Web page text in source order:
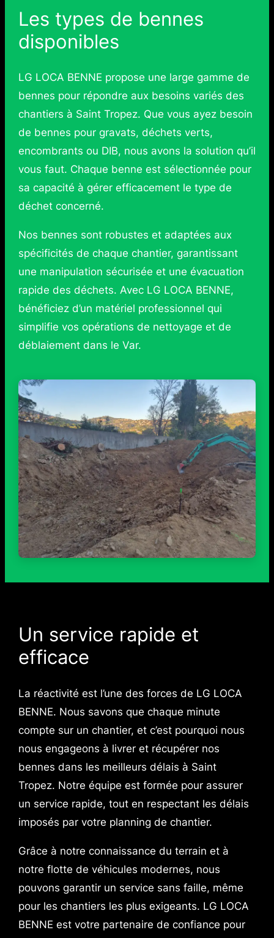
Les types de bennes
disponibles
LG LOCA BENNE propose une large gamme de
bennes pour répondre aux besoins variés des
chantiers à Saint Tropez. Que vous ayez besoin
de bennes pour gravats, déchets verts,
encombrants ou DIB, nous avons la solution qu’il
vous faut. Chaque benne est sélectionnée pour
sa capacité à gérer efficacement le type de
déchet concerné.
Nos bennes sont robustes et adaptées aux
spécificités de chaque chantier, garantissant
une manipulation sécurisée et une évacuation
rapide des déchets. Avec LG LOCA BENNE,
bénéficiez d’un matériel professionnel qui
simplifie vos opérations de nettoyage et de
déblaiement dans le Var.
Un service rapide et
efficace
La réactivité est l’une des forces de LG LOCA
BENNE. Nous savons que chaque minute
compte sur un chantier, et c’est pourquoi nous
nous engageons à livrer et récupérer nos
bennes dans les meilleurs délais à Saint
Tropez. Notre équipe est formée pour assurer
un service rapide, tout en respectant les délais
imposés par votre planning de chantier.
Grâce à notre connaissance du terrain et à
notre flotte de véhicules modernes, nous
pouvons garantir un service sans faille, même
pour les chantiers les plus exigeants. LG LOCA
BENNE est votre partenaire de confiance pour